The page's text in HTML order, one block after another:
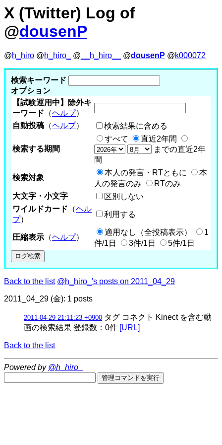
X (Twitter) Log of
@dousenP
@h_hiro @h_hiro_ @ __h_hiro__ @dousenP @k000072
検索キーワード
オプション
【試験運用中】除外キ
ーワード （ヘルプ）
自動投稿 （ヘルプ） 検索結果に含める
検索する期間
すべて
直近2年間
までの直近2年
間
検索対象
本人の発言・RTともに
本
人の発言のみ
RTのみ
大文字・小文字
区別しない
ワイルドカード （ヘル
プ）
利用する
圧縮表示 （ヘルプ）
適用なし（全投稿表示）
1
件/1日
3件/1日 5件/1日
Back to the list @h_hiro_'s posts on 2011_04_29
2011_04_29 (金): 1 posts
2011-04-29 21:11:23 +0900 タグ コネクト Kinect を含む動
画の検索結果 登録数：0件 [URL]
Back to the list
Powered by @h_hiro_